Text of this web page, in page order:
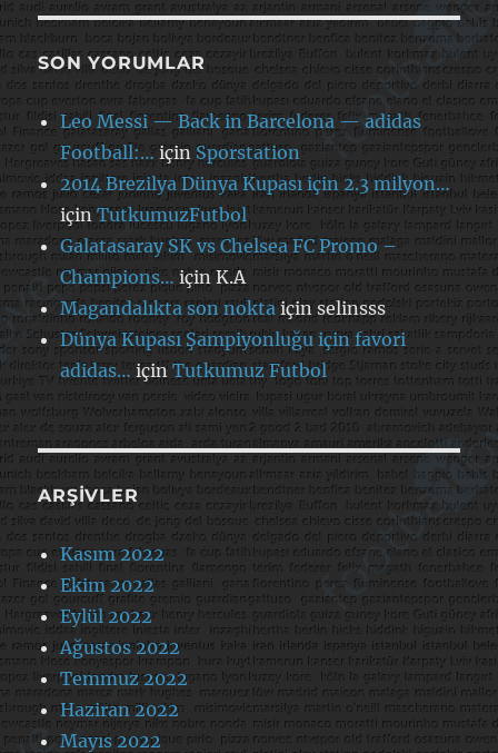
SON YORUMLAR
Leo Messi — Back in Barcelona — adidas
Football:… için Sporstation
2014 Brezilya Dünya Kupası için 2.3 milyon…
içinTutkumuzFutbol
Galatasaray SK vs Chelsea FC Promo –
Champions…içinK.A
Magandalıkta son nokta içinselinsss
Dünya Kupası Şampiyonluğu için favori
adidas… içinTutkumuz Futbol
ARŞIVLER
Kasım 2022
Ekim 2022
Eylül 2022
Ağustos 2022
Temmuz 2022
Haziran 2022
Mayıs 2022